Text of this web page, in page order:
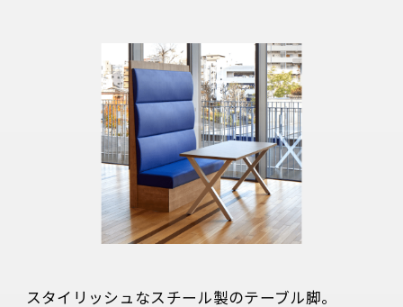
スタイリッシュなスチール製のテーブル脚。